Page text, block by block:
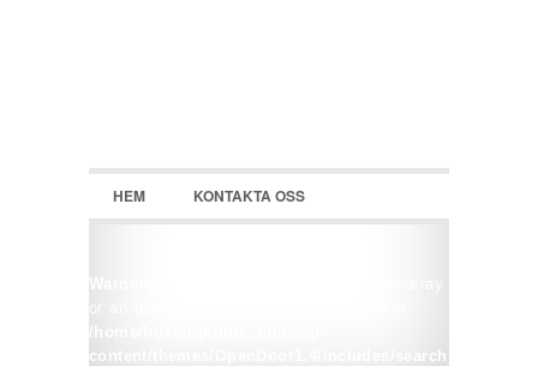
HEM KONTAKTA OSS
Warning
/home/husbil/public_html/wp-
content/themes/OpenDoor1.4/includes/search_query.php